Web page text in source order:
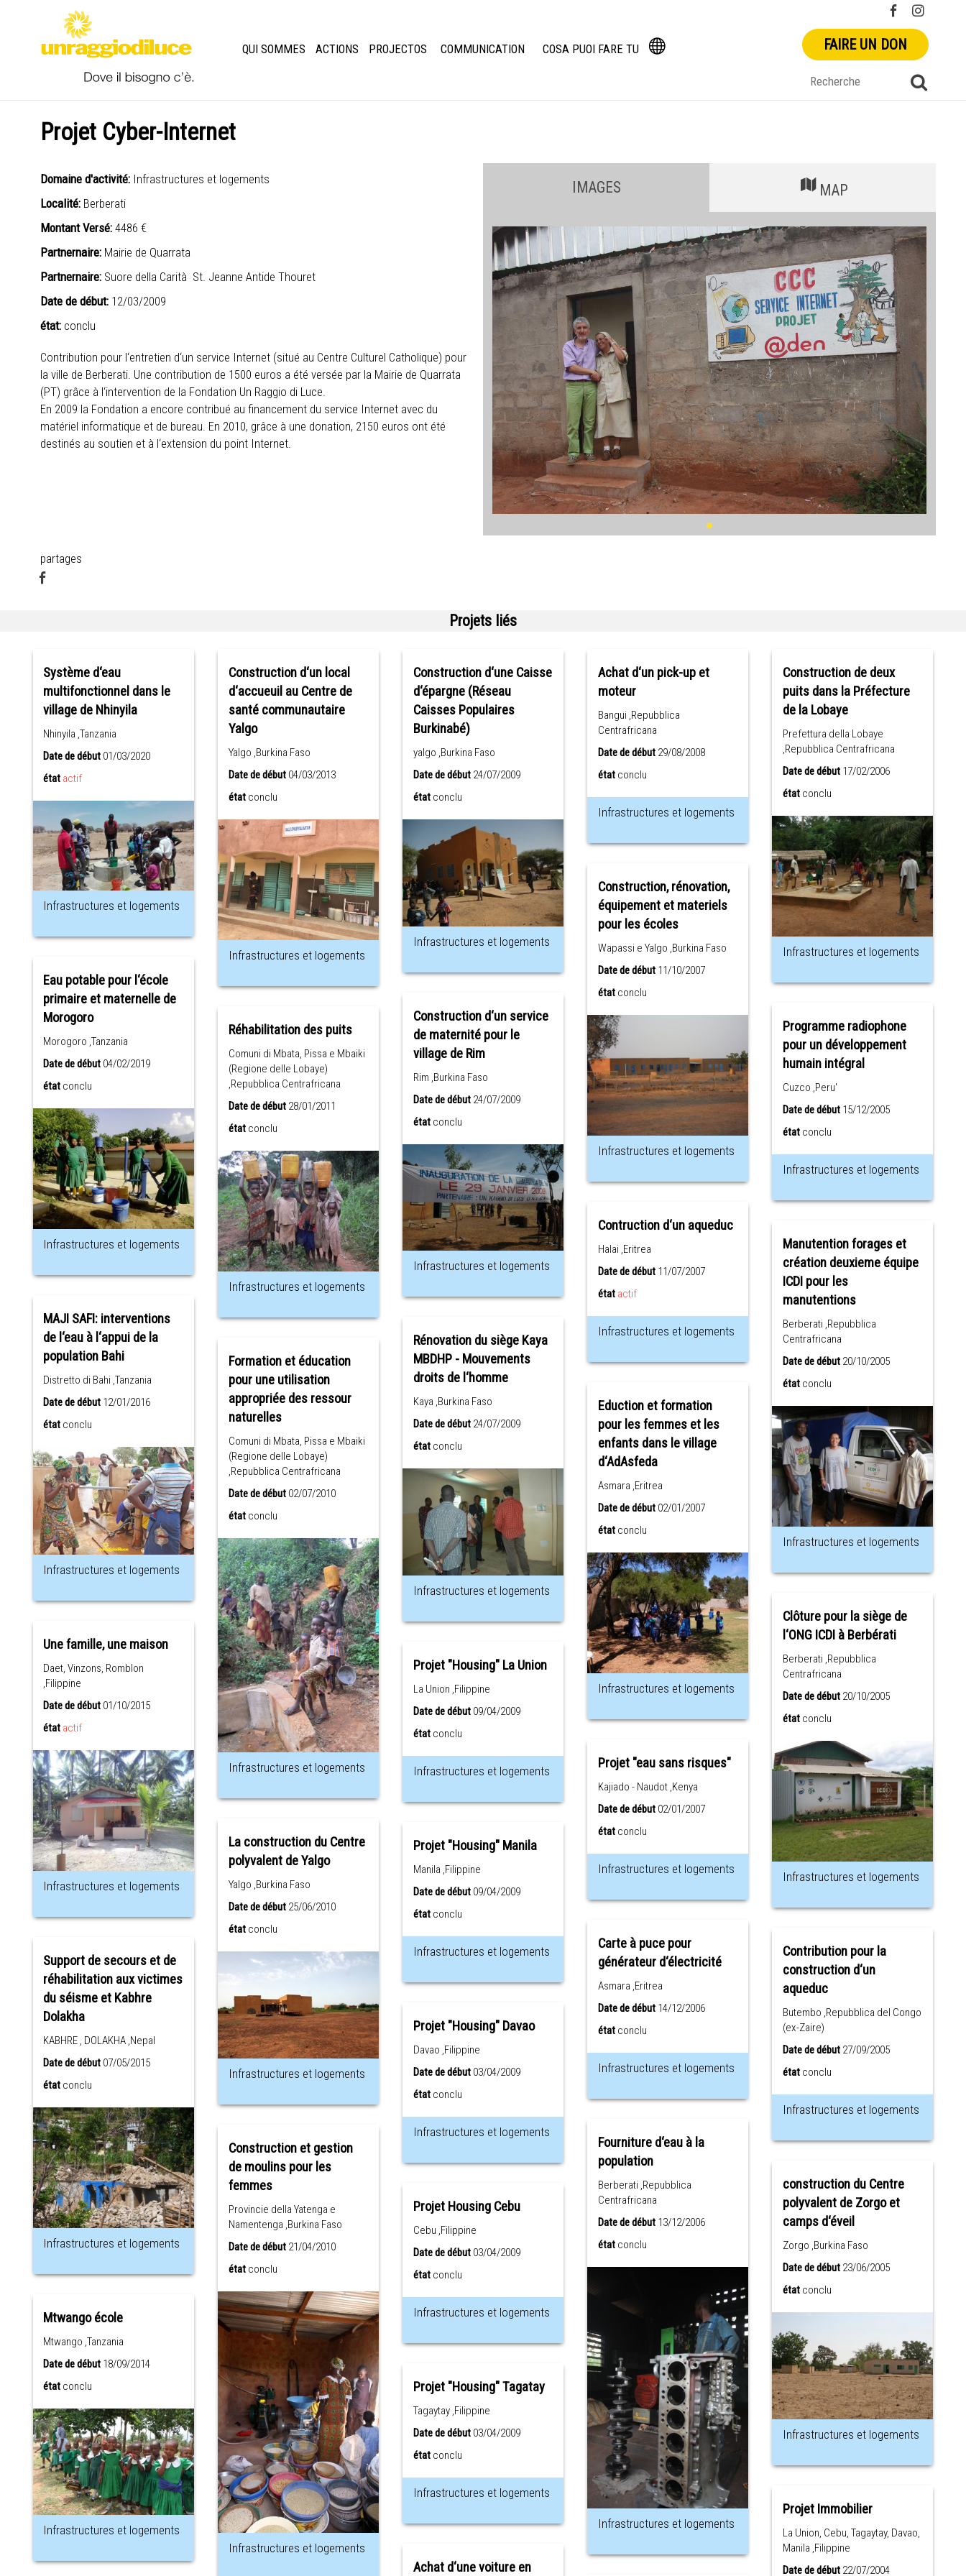
FAIRE UN DON
QUI SOMMES ACTIONS PROJECTOS COMMUNICATION COSA PUOI FARE TU
Projet Cyber-Internet
Domaine d'activité:Infrastructures et logements
Localité:Berberati
Montant Versé: 4486 €
Partnernaire: Mairie de Quarrata
Partnernaire: Suore della Carità St. Jeanne Antide Thouret
Date de début: 12/03/2009
état: conclu
Contribution pour l‘entretien d‘un service Internet (situé au Centre Culturel Catholique) pour
la ville de Berberati. Une contribution de 1500 euros a été versée par la Mairie de Quarrata
(PT) grâce à l‘intervention de la Fondation Un Raggio di Luce.
En 2009 la Fondation a encore contribué au financement du service Internet avec du
matériel informatique et de bureau. En 2010, grâce à une donation, 2150 euros ont été
destinés au soutien et à l‘extension du point Internet.
IMAGES MAP
partages
Projets liés
Système d‘eau
multifonctionnel dans le
village de Nhinyila
Nhinyila ,Tanzania
Date de début 01/03/2020
état actif
Infrastructures et logements
Eau potable pour l‘école
primaire et maternelle de
Morogoro
Morogoro ,Tanzania
Date de début 04/02/2019
état conclu
Infrastructures et logements
MAJI SAFI: interventions
de l‘eau à l‘appui de la
population Bahi
Distretto di Bahi ,Tanzania
Date de début 12/01/2016
état conclu
Infrastructures et logements
Une famille, une maison
Daet, Vinzons, Romblon
,Filippine
Date de début 01/10/2015
état actif
Infrastructures et logements
Support de secours et de
réhabilitation aux victimes
du séisme et Kabhre
Dolakha
KABHRE , DOLAKHA ,Nepal
Date de début 07/05/2015
état conclu
Infrastructures et logements
Mtwango école
Mtwango ,Tanzania
Date de début 18/09/2014
état conclu
Infrastructures et logements
Construction d‘un local
d‘accueuil au Centre de
santé communautaire
Yalgo
Yalgo ,Burkina Faso
Date de début04/03/2013
état conclu
Infrastructures et logements
Réhabilitation des puits
Comuni di Mbata, Pissa e Mbaiki
(Regione delle Lobaye)
,Repubblica Centrafricana
Date de début28/01/2011
état conclu
Infrastructures et logements
Formation et éducation
pour une utilisation
appropriée des ressour
naturelles
Comuni di Mbata, Pissa e Mbaiki
(Regione delle Lobaye)
,Repubblica Centrafricana
Date de début02/07/2010
état conclu
Infrastructures et logements
La construction du Centre
polyvalent de Yalgo
Yalgo ,Burkina Faso
Date de début25/06/2010
état conclu
Infrastructures et logements
Construction et gestion
de moulins pour les
femmes
Provincie della Yatenga e
Namentenga ,Burkina Faso
Date de début21/04/2010
état conclu
Infrastructures et logements
Construction d‘une Caisse
d‘épargne (Réseau
Caisses Populaires
Burkinabé)
yalgo ,Burkina Faso
Date de début24/07/2009
état conclu
Infrastructures et logements
Construction d‘un service
de maternité pour le
village de Rim
Rim ,Burkina Faso
Date de début24/07/2009
état conclu
Infrastructures et logements
Rénovation du siège Kaya
MBDHP - Mouvements
droits de l‘homme
Kaya ,Burkina Faso
Date de début24/07/2009
état conclu
Infrastructures et logements
Projet "Housing" La Union
La Union ,Filippine
Date de début09/04/2009
état conclu
Infrastructures et logements
Projet "Housing" Manila
Manila ,Filippine
Date de début09/04/2009
état conclu
Infrastructures et logements
Projet "Housing" Davao
Davao ,Filippine
Date de début03/04/2009
état conclu
Infrastructures et logements
Projet Housing Cebu
Cebu ,Filippine
Date de début03/04/2009
état conclu
Infrastructures et logements
Projet "Housing" Tagatay
Tagaytay ,Filippine
Date de début03/04/2009
état conclu
Infrastructures et logements
Achat d‘une voiture en
Achat d‘un pick-up et
moteur
Bangui ,Repubblica
Centrafricana
Date de début29/08/2008
état conclu
Infrastructures et logements
Construction, rénovation,
équipement et materiels
pour les écoles
Wapassi e Yalgo ,Burkina Faso
Date de début11/10/2007
état conclu
Infrastructures et logements
Contruction d‘un aqueduc
Halai ,Eritrea
Date de début11/07/2007
état actif
Infrastructures et logements
Eduction et formation
pour les femmes et les
enfants dans le village
d‘AdAsfeda
Asmara ,Eritrea
Date de début02/01/2007
état conclu
Infrastructures et logements
Projet "eau sans risques"
Kajiado - Naudot ,Kenya
Date de début02/01/2007
état conclu
Infrastructures et logements
Carte à puce pour
générateur d‘électricité
Asmara ,Eritrea
Date de début14/12/2006
état conclu
Infrastructures et logements
Fourniture d‘eau à la
population
Berberati ,Repubblica
Centrafricana
Date de début13/12/2006
état conclu
Infrastructures et logements
Construction de deux
puits dans la Préfecture
de la Lobaye
Prefettura della Lobaye
,Repubblica Centrafricana
Date de début 17/02/2006
état conclu
Infrastructures et logements
Programme radiophone
pour un développement
humain intégral
Cuzco ,Peru'
Date de début 15/12/2005
état conclu
Infrastructures et logements
Manutention forages et
création deuxieme équipe
ICDI pour les
manutentions
Berberati ,Repubblica
Centrafricana
Date de début 20/10/2005
état conclu
Infrastructures et logements
Clôture pour la siège de
l‘ONG ICDI à Berbérati
Berberati ,Repubblica
Centrafricana
Date de début 20/10/2005
état conclu
Infrastructures et logements
Contribution pour la
construction d‘un
aqueduc
Butembo ,Repubblica del Congo
(ex-Zaire)
Date de début 27/09/2005
état conclu
Infrastructures et logements
construction du Centre
polyvalent de Zorgo et
camps d‘éveil
Zorgo ,Burkina Faso
Date de début 23/06/2005
état conclu
Infrastructures et logements
Projet Immobilier
La Union, Cebu, Tagaytay, Davao,
Manila ,Filippine
Date de début 22/07/2004